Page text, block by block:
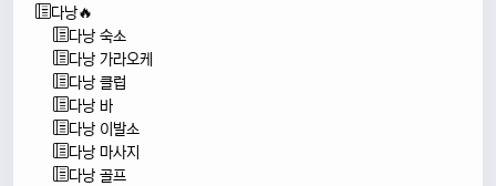
다낭🔥
다낭 숙소
다낭 가라오케
다낭 클럽
다낭 바
다낭 이발소
다낭 마사지
다낭 골프